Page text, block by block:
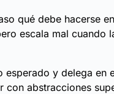
qué debe hacerse
escala mal cuando
y delega en
abstracciones